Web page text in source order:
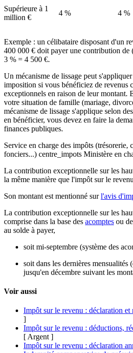
Supérieure à 1
million €
4 % 4 %
Exemple : un célibataire disposant d'un
400 000 € doit payer une contribution de
3 % = 4 500 €.
Un mécanisme de lissage peut
imposition si vous bénéficiez de revenus
exceptionnels en raison de leur montant.
votre situation de famille (mariage,
mécanisme de lissage s'applique selon
en bénéficier, vous devez en faire la
finances publiques.
Service en charge des impôts (trésorerie,
fonciers...) centre_impots Ministère en
La contribution exceptionnelle sur les
la même manière que l'impôt sur le
Son montant est mentionné surl'avis
La contribution exceptionnelle sur les
comprise dans la base des acomptes ou
au solde à payer,
soit mi-septembre (système des
soit dans les dernières mensualités
jusqu'en décembre suivant les
Voir aussi
Impôt sur le revenu : déclaration et
]
Impôt sur le revenu : déductions,
[ Argent ]
Impôt sur le revenu : déclaration